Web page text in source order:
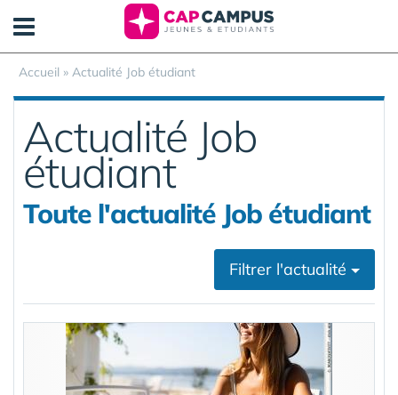
Accueil » Actualité Job étudiant
Actualité Job
étudiant
Toute l'actualité Job étudiant
Filtrer l'actualité
Panneau de gestion des cookies